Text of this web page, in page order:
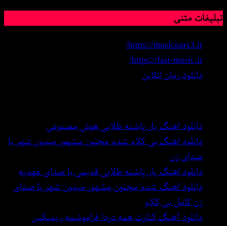
تبلیغات متنی
https://musicpars3.ir/
https://fast-music.ir/
دانلود رمان انلاین
دانلود اهنگ یار پاشنه طلایی هوش مصنوعی
دانلود اهنگ بی کلام شدم مجنون مشهور میدون شهر با
صدای زن
دانلود اهنگ یار پاشنه طلایی قدیمی با صدای عهدیه
دانلود اهنگ شدم مجنون مشهور میدون شهر با صدای
زن کامل بی کلام
دانلود آهنگ کنارت همه دردا فراموشمه ریمیکس